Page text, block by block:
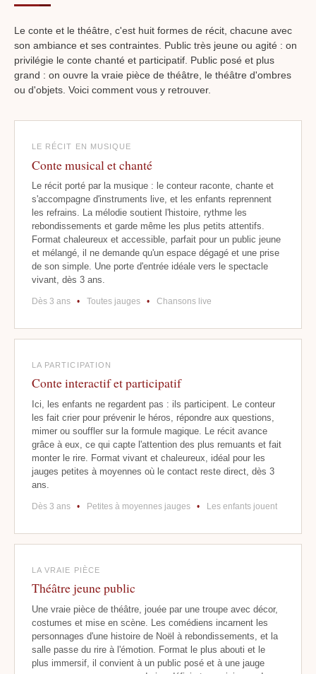
Le conte et le théâtre, c'est huit formes de récit, chacune avec
son ambiance et ses contraintes. Public très jeune ou agité : on
privilégie le conte chanté et participatif. Public posé et plus
grand : on ouvre la vraie pièce de théâtre, le théâtre d'ombres
ou d'objets. Voici comment vous y retrouver.
LE RÉCIT EN MUSIQUE
Conte musical et chanté
Le récit porté par la musique : le conteur raconte, chante et
s'accompagne d'instruments live, et les enfants reprennent
les refrains. La mélodie soutient l'histoire, rythme les
rebondissements et garde même les plus petits attentifs.
Format chaleureux et accessible, parfait pour un public jeune
et mélangé, il ne demande qu'un espace dégagé et une prise
de son simple. Une porte d'entrée idéale vers le spectacle
vivant, dès 3 ans.
Dès 3 ans • Toutes jauges • Chansons live
LA PARTICIPATION
Conte interactif et participatif
Ici, les enfants ne regardent pas : ils participent. Le conteur
les fait crier pour prévenir le héros, répondre aux questions,
mimer ou souffler sur la formule magique. Le récit avance
grâce à eux, ce qui capte l'attention des plus remuants et fait
monter le rire. Format vivant et chaleureux, idéal pour les
jauges petites à moyennes où le contact reste direct, dès 3
ans.
Dès 3 ans • Petites à moyennes jauges • Les enfants jouent
LA VRAIE PIÈCE
Théâtre jeune public
Une vraie pièce de théâtre, jouée par une troupe avec décor,
costumes et mise en scène. Les comédiens incarnent les
personnages d'une histoire de Noël à rebondissements, et la
salle passe du rire à l'émotion. Format le plus abouti et le
plus immersif, il convient à un public posé et à une jauge